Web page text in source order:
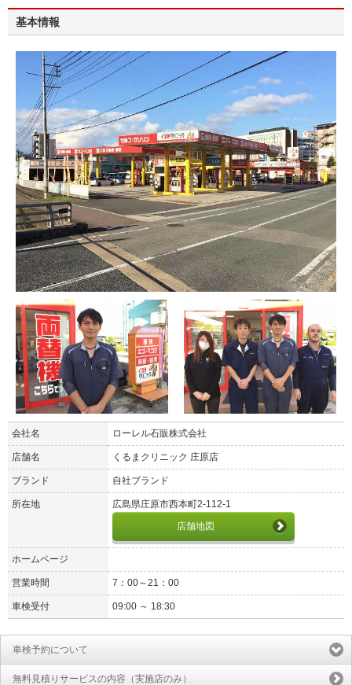
基本情報
会社名 ローレル石販株式会社
店舗名 くるまクリニック 庄原店
ブランド 自社ブランド
所在地
広島県庄原市西本町2-112-1
店舗地図
ホームページ
営業時間 7：00～21：00
車検受付 09:00 ～ 18:30
車検予約について
無料見積りサービスの内容（実施店のみ）